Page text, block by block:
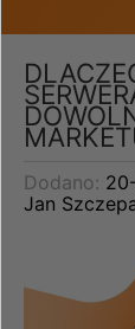
Dodano:
Jan